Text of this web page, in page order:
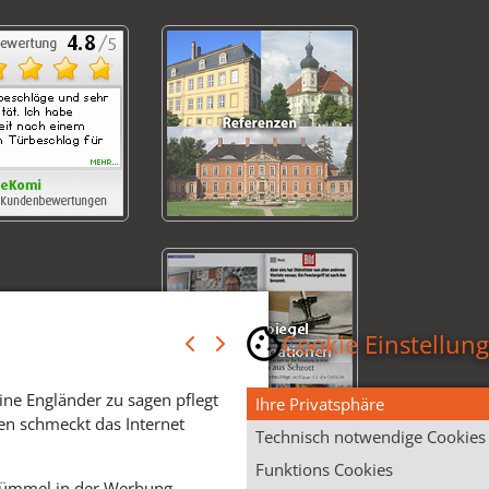
Engländer zu sagen pflegt
schmeckt das Internet
Cookie
Ihre Privatsphäre
Technisch notwendige Cookies
Funktions Cookies